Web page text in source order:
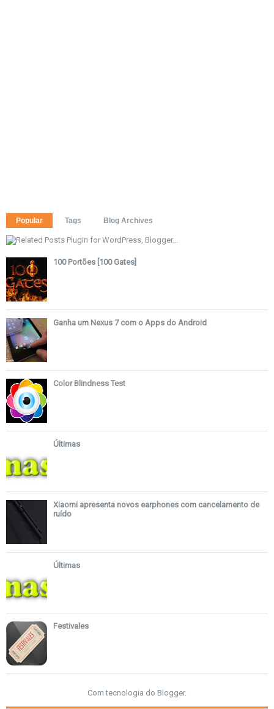
Popular Tags Blog Archives
100 Portões [100 Gates]
Ganha um Nexus 7 com o Apps do Android
Color Blindness Test
Últimas
Xiaomi apresenta novos earphones com cancelamento de
ruído
Últimas
Festivales
Com tecnologia do Blogger.